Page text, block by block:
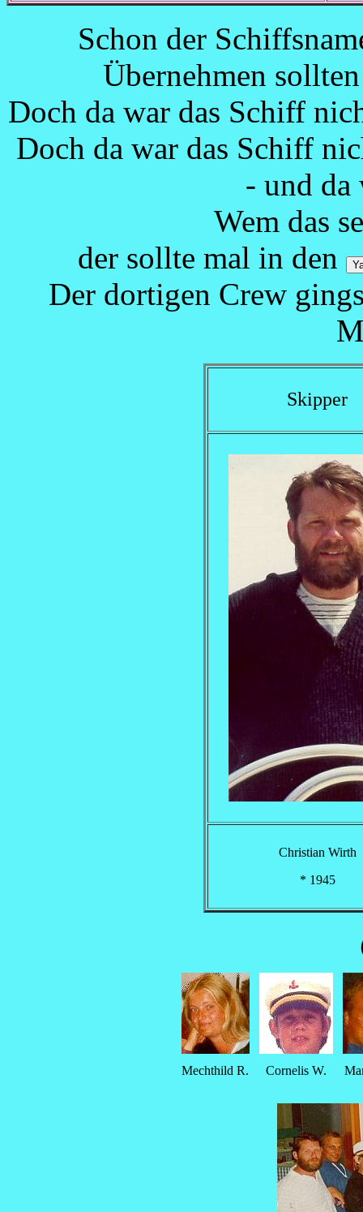
Schon der
Übernehmen
Doch da war das Schiff
Doch da war das Schiff
- und da
Wem das
der sollte mal in den
Der dortigen Crew
Skipper
Christian Wirth
* 1945
Mechthild R. Cornelis W.